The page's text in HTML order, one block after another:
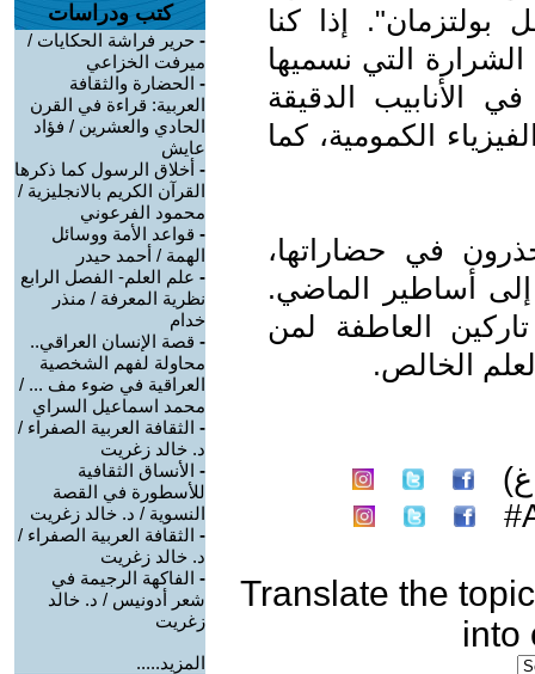
بولتزمان". إذا كنا
التي نسميها
الأنابيب الدقيقة
الكمومية، كما
في حضاراتها،
إلى أساطير الماضي.
العاطفة لمن
الخالص.
Translate the topic
into
كتب ودراسات
- حرير فراشة الحكايات /
ميرفت الخزاعي
- الحضارة والثقافة
العربية: قراءة في القرن
الحادي والعشرين / فؤاد
عايش
- أخلاق الرسول كما ذكرها
القرآن الكريم بالانجليزية /
محمود الفرعوني
- قواعد الأمة ووسائل
الهمة / أحمد حيدر
- علم العلم- الفصل الرابع
نظرية المعرفة / منذر
خدام
- قصة الإنسان العراقي..
محاولة لفهم الشخصية
العراقية في ضوء مف ... /
محمد اسماعيل السراي
- الثقافة العربية الصفراء /
د. خالد زغريت
- الأنساق الثقافية
للأسطورة في القصة
النسوية / د. خالد زغريت
- الثقافة العربية الصفراء /
د. خالد زغريت
- الفاكهة الرجيمة في
شعر أدونيس / د. خالد
زغريت
المزيد.....